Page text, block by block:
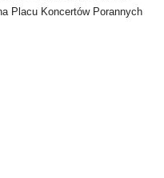
Placu Koncertów Porannych